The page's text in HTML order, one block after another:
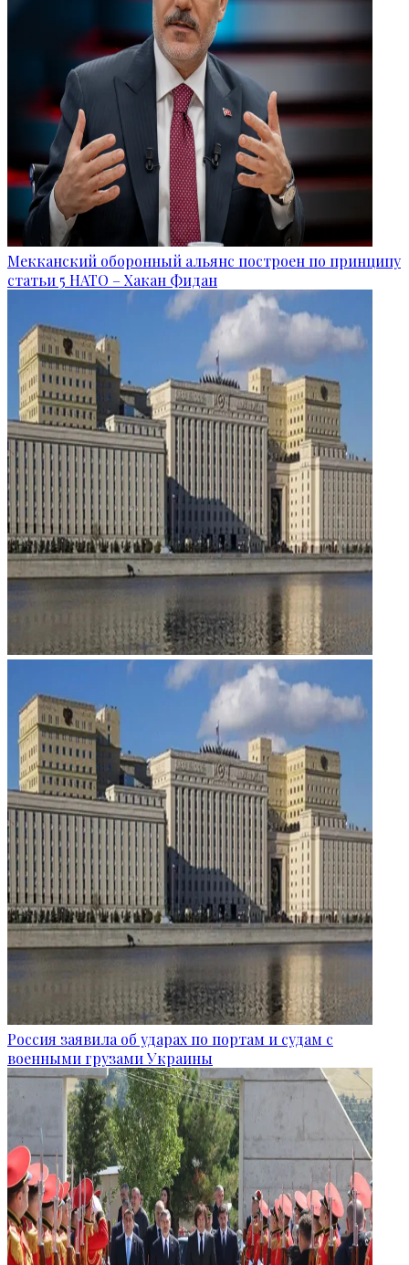
Мекканский оборонный альянс построен по принципу
статьи 5 НАТО – Хакан Фидан
Россия заявила об ударах по портам и судам с
военными грузами Украины